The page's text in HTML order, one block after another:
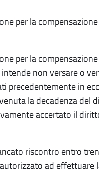
per la
per la
non versare o
precedentemente in
la decadenza del
accertato il
riscontro entro
ad effettuare